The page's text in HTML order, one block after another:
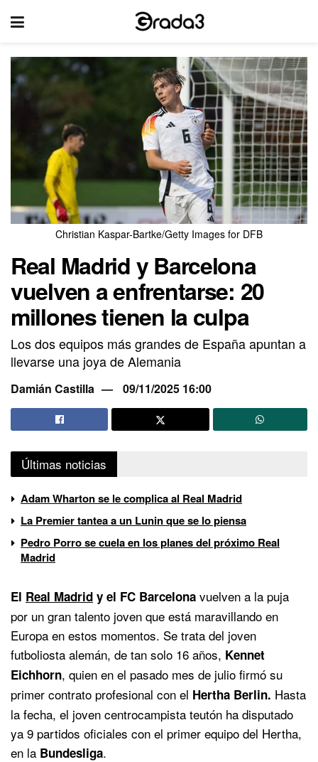
Christian Kaspar-Bartke/Getty Images for DFB
Real Madrid y Barcelona
vuelven a enfrentarse: 20
millones tienen la culpa
Los dos equipos más grandes de España apuntan a
llevarse una joya de Alemania
Damián Castilla 09/11/2025 16:00
Últimas noticias
Adam Wharton se le complica al Real Madrid
La Premier tantea a un Lunin que se lo piensa
Pedro Porro se cuela en los planes del próximo Real
Madrid
El Real Madrid y el FC Barcelona vuelven a la puja
por un gran talento joven que está maravillando en
Europa en estos momentos. Se trata del joven
futboliosta alemán, de tan solo 16 años, Kennet
Eichhorn, quien en el pasado mes de julio firmó su
primer contrato profesional con el Hertha Berlin. Hasta
la fecha, el joven centrocampista teutón ha disputado
ya 9 partidos oficiales con el primer equipo del Hertha,
en la Bundesliga.